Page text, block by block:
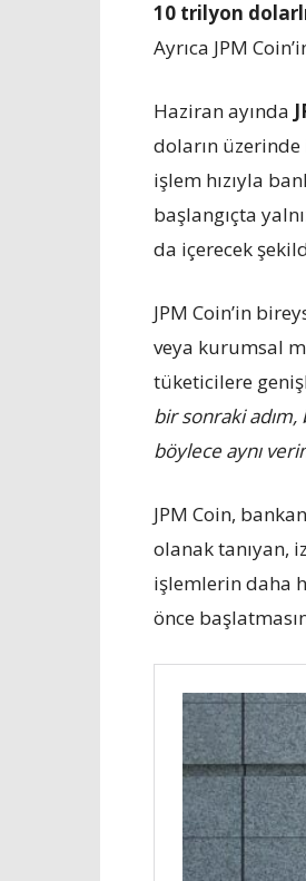
10 trilyon
Ayrıca JPM
Haziran ayında
doların
işlem hızıyla
başlangıçta
da içerecek
JPM Coin’in
veya kurumsal
tüketicilere
bir sonraki
böylece aynı
JPM Coin,
olanak tanıyan,
işlemlerin daha
önce